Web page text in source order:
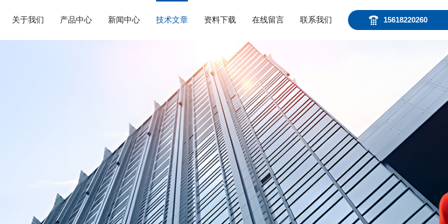
15618220260
关于我们 产品中心 新闻中心 技术文章 资料下载 在线留言 联系我们